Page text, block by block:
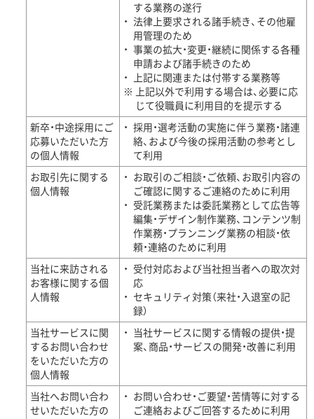
する業務の遂行
法律上要求される諸手続き、その他雇
用管理のため
事業の拡大・変更・継続に関係する各種
申請および諸手続きのため
上記に関連または付帯する業務等
上記以外で利用する場合は、必要に応
じて役職員に利用目的を提示する
新卒・中途採用にご
応募いただいた方
の個人情報
採用・選考活動の実施に伴う業務・諸連
絡、および今後の採用活動の参考とし
て利用
お取引先に関する
個人情報
お取引のご相談・ご依頼、お取引内容の
ご確認に関するご連絡のために利用
受託業務または委託業務として広告等
編集・デザイン制作業務、コンテンツ制
作業務・プランニング業務の相談・依
頼・連絡のために利用
当社に来訪される
お客様に関する個
人情報
受付対応および当社担当者への取次対
応
セキュリティ対策（来社・入退室の記
録）
当社サービスに関
するお問い合わせ
をいただいた方の
個人情報
当社サービスに関する情報の提供・提
案、商品・サービスの開発・改善に利用
当社へお問い合わ
せいただいた方の
お問い合わせ・ご要望・苦情等に対する
ご連絡およびご回答するために利用